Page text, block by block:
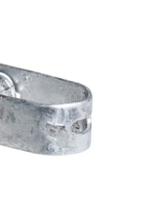
protection jardin